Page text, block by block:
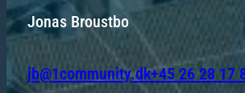
Jonas Broustbo
jb@1community.dk+45 26 28 17